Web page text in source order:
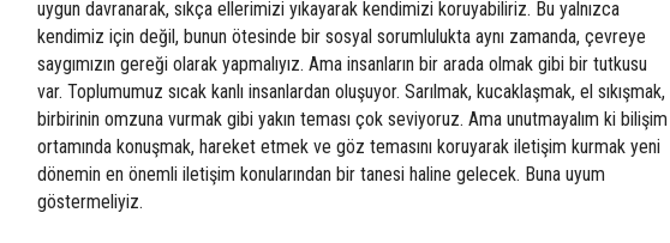
uygun davranarak, sıkça ellerimizi yıkayarak kendimizi koruyabiliriz. Bu yalnızca
kendimiz için değil, bunun ötesinde bir sosyal sorumlulukta aynı zamanda, çevreye
saygımızın gereği olarak yapmalıyız. Ama insanların bir arada olmak gibi bir tutkusu
var. Toplumumuz sıcak kanlı insanlardan oluşuyor. Sarılmak, kucaklaşmak, el sıkışmak,
birbirinin omzuna vurmak gibi yakın teması çok seviyoruz. Ama unutmayalım ki bilişim
ortamında konuşmak, hareket etmek ve göz temasını koruyarak iletişim kurmak yeni
dönemin en önemli iletişim konularından bir tanesi haline gelecek. Buna uyum
göstermeliyiz.